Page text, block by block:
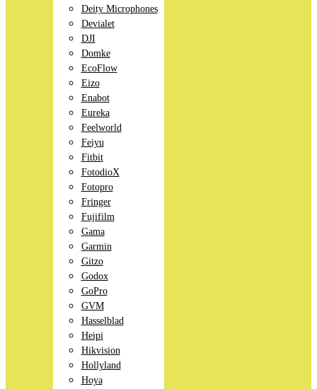
Deity Microphones
Devialet
DJI
Domke
EcoFlow
Eizo
Enabot
Eureka
Feelworld
Feiyu
Fitbit
FotodioX
Fotopro
Fringer
Fujifilm
Gama
Garmin
Gitzo
Godox
GoPro
GVM
Hasselblad
Heipi
Hikvision
Hollyland
Hoya